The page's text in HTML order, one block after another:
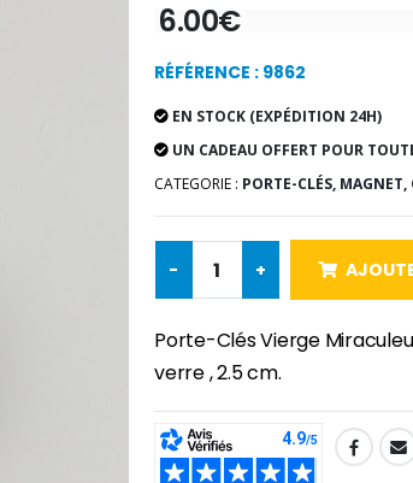
6.00€
RÉFÉRENCE : 9862
EN STOCK (EXPÉDITION 24H)
UN CADEAU OFFERT POUR
CATEGORIE : PORTE-CLÉS, MAGNET,
- +
Porte-Clés Vierge
verre , 2.5 cm.
SHARE: